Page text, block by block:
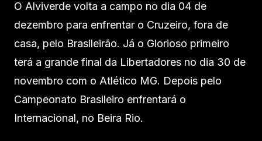
O Alviverde volta a campo no dia 04 de
dezembro para enfrentar o Cruzeiro, fora de
casa, pelo Brasileirão. Já o Glorioso primeiro
terá a grande final da Libertadores no dia 30 de
novembro com o Atlético MG. Depois pelo
Campeonato Brasileiro enfrentará o
Internacional, no Beira Rio.